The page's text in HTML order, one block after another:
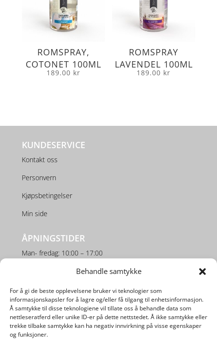
Behandle samtykke
For å gi de beste opplevelsene bruker vi teknologier som
informasjonskapsler for å lagre og/eller få tilgang til enhetsinformasjon.
Å samtykke til disse teknologiene vil tillate oss å behandle data som
nettleseratferd eller unike ID-er på dette nettstedet. Å ikke samtykke eller
trekke tilbake samtykke kan ha negativ innvirkning på visse egenskaper
og funksjoner.
ROMSPRAY,
COTONET 100ML
189.00 kr
ROMSPRAY
LAVENDEL 100ML
189.00 kr
KUNDESERVICE
Kontakt oss
Personvern
Kjøpsbetingelser
Min side
ÅPNINGSTIDER
Man- fredag: 10:00 – 17:00
Lørdag: 10:00 – 16:00
SOSIALE MEDIER